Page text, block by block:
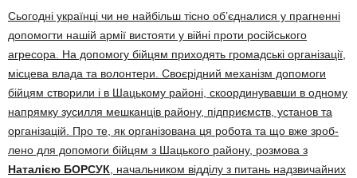
Сьогодні українці чи не найбільш тісно об’єдналися у прагненні
допомогти нашій армії вистояти у війні проти російського
агресора. На допомогу бійцям при­ходять гро­мадські організації,
місцева влада та волонтери. Сво­єрідний механізм допомоги
бійцям створили і в Ша­ць­кому районі, скоординувавши в одному
напрямку зу­силля мешканців району, підприємств, установ та
орга­нізацій. Про те, як орга­нізована ця робота та що вже зроб­
лено для допомоги бійцям з Шацького району, розмова з
Наталією БОРСУК , нача­льником відділу з пи­тань над­звичайних